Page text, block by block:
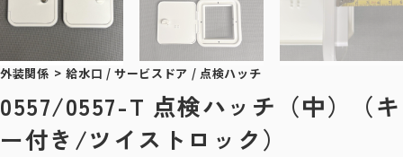
外装関係 > 給水口 / サービスドア / 点検ハッチ
0557/0557-T 点検ハッチ（中）（キ
ー付き/ツイストロック）